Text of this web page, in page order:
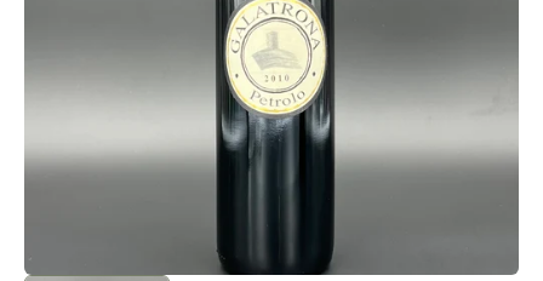
Medien
1
in
Galerieansicht
öffnen